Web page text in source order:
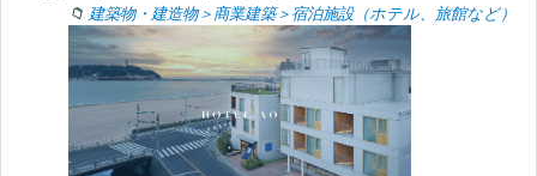
建築物・建造物＞商業建築＞宿泊施設（ホテル、旅館など）